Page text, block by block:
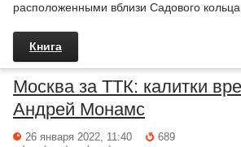
расположенными вблизи Садового
Книга
Москва за ТТК: калитки
Андрей Монамс
26 января 2022, 11:40 689